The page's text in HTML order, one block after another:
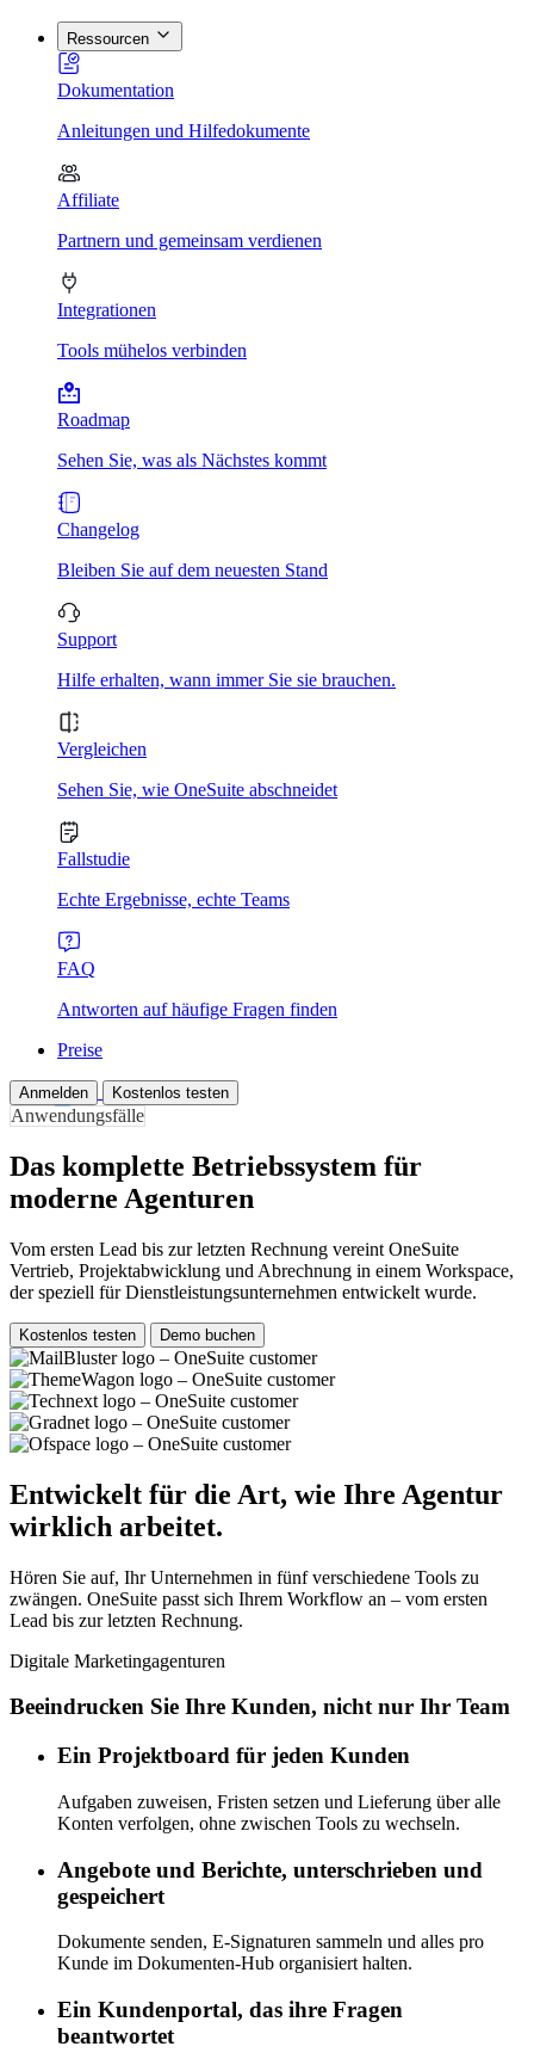
Ressourcen
Dokumentation
Anleitungen und Hilfedokumente
Affiliate
Partnern und gemeinsam verdienen
Integrationen
Tools mühelos verbinden
Roadmap
Sehen Sie, was als Nächstes kommt
Changelog
Bleiben Sie auf dem neuesten Stand
Support
Hilfe erhalten, wann immer Sie sie brauchen.
Vergleichen
Sehen Sie, wie OneSuite abschneidet
Fallstudie
Echte Ergebnisse, echte Teams
FAQ
Antworten auf häufige Fragen finden
Preise
Anmelden Kostenlos testen
Anwendungsfälle
Das komplette Betriebssystem für
moderne Agenturen
Vom ersten Lead bis zur letzten Rechnung vereint OneSuite
Vertrieb, Projektabwicklung und Abrechnung in einem Workspace,
der speziell für Dienstleistungsunternehmen entwickelt wurde.
Kostenlos testen Demo buchen
Entwickelt für die Art, wie Ihre Agentur
wirklich arbeitet.
Hören Sie auf, Ihr Unternehmen in fünf verschiedene Tools zu
zwängen. OneSuite passt sich Ihrem Workflow an – vom ersten
Lead bis zur letzten Rechnung.
Digitale Marketingagenturen
Beeindrucken Sie Ihre Kunden, nicht nur Ihr Team
Ein Projektboard für jeden Kunden
Aufgaben zuweisen, Fristen setzen und Lieferung über alle
Konten verfolgen, ohne zwischen Tools zu wechseln.
Angebote und Berichte, unterschrieben und
gespeichert
Dokumente senden, E-Signaturen sammeln und alles pro
Kunde im Dokumenten-Hub organisiert halten.
Ein Kundenportal, das ihre Fragen
beantwortet